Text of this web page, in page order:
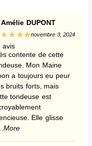
Amélie DUPONT
avis
novembre 3, 2024
contente de cette
Mon Maine
a toujours eu peur
bruits forts, mais
tondeuse est
Elle glisse
...More